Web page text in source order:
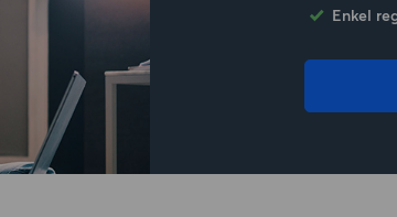
Enkel